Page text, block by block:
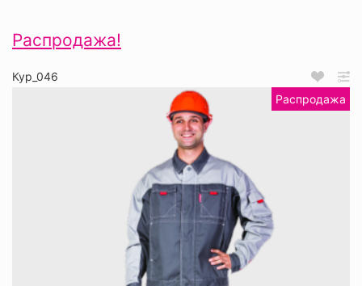
Распродажа!
Кур_046
Распродажа